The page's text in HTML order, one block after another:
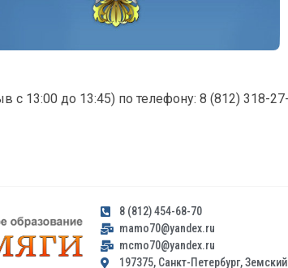
с 13:00 до 13:45) по телефону: 8 (812) 318-
8 (812) 454-68-70
mamo70@yandex.ru
mcmo70@yandex.ru
197375, Санкт-Петербург,